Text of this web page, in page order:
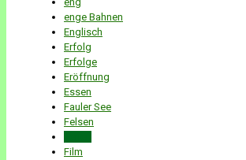
enge Bahnen
Englisch
Erfolg
Erfolge
Eröffnung
Essen
Fauler See
Felsen
Film